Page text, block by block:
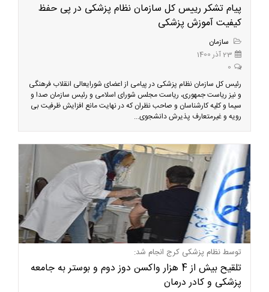
پیام تشکر رییس کل سازمان نظام پزشکی در پی حفظ
کیفیت آموزش پزشکی
سازمان
23 آذر 1400
0
رئیس کل سازمان نظام پزشکی در پیامی از اعضای شورایعالی انقلاب فرهنگی
و نیز ریاست جمهوری، ریاست مجلس شورای اسلامی و رئیس سازمان صدا و
سیما و کلیه کارشناسان و صاحب نظران که در نهایت مانع افزایش ظرفیت بی
رویه و غیرمتعارف پذیرش دانشجوی...
توسط نظام پزشکی کرج انجام شد:
تلقیح بیش از 4 هزار واکسن دوز دوم و بوستر به جامعه
پزشکی و کادر درمان